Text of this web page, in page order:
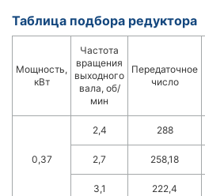
Таблица подбора редуктора
Мощность,
кВт
Частота
вращения
выходного
вала, об/
мин
Передаточное
число
0,37
2,4 288
2,7 258,18
3,1 222,4